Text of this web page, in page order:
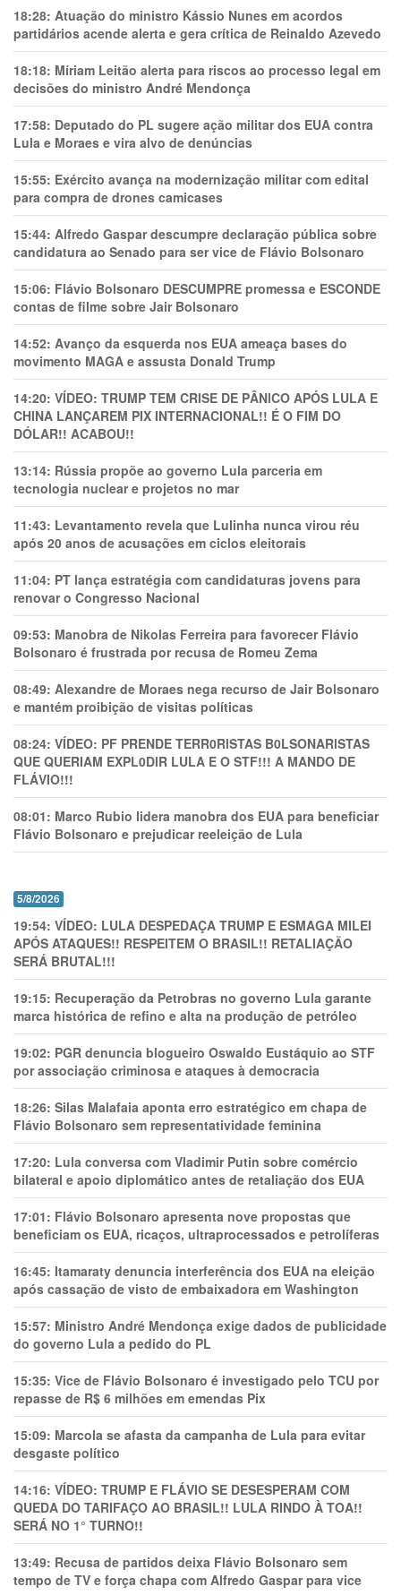
18:28: Atuação do ministro Kássio Nunes em acordos
partidários acende alerta e gera crítica de Reinaldo Azevedo
18:18: Míriam Leitão alerta para riscos ao processo legal em
decisões do ministro André Mendonça
17:58: Deputado do PL sugere ação militar dos EUA contra
Lula e Moraes e vira alvo de denúncias
15:55: Exército avança na modernização militar com edital
para compra de drones camicases
15:44: Alfredo Gaspar descumpre declaração pública sobre
candidatura ao Senado para ser vice de Flávio Bolsonaro
15:06: Flávio Bolsonaro DESCUMPRE promessa e ESCONDE
contas de filme sobre Jair Bolsonaro
14:52: Avanço da esquerda nos EUA ameaça bases do
movimento MAGA e assusta Donald Trump
14:20: VÍDEO: TRUMP TEM CRlSE DE PÂNlCO APÓS LULA E
CHINA LANÇAREM PIX INTERNACIONAL!! É O FIM DO
DÓLAR!! ACABOU!!
13:14: Rússia propõe ao governo Lula parceria em
tecnologia nuclear e projetos no mar
11:43: Levantamento revela que Lulinha nunca virou réu
após 20 anos de acusações em ciclos eleitorais
11:04: PT lança estratégia com candidaturas jovens para
renovar o Congresso Nacional
09:53: Manobra de Nikolas Ferreira para favorecer Flávio
Bolsonaro é frustrada por recusa de Romeu Zema
08:49: Alexandre de Moraes nega recurso de Jair Bolsonaro
e mantém proibição de visitas políticas
08:24: VÍDEO: PF PRENDE TERR0RlSTAS B0LSONARlSTAS
QUE QUERIAM EXPL0DlR LULA E O STF!!! A MANDO DE
FLÁVIO!!!
08:01: Marco Rubio lidera manobra dos EUA para beneficiar
Flávio Bolsonaro e prejudicar reeleição de Lula
5/8/2026
19:54: VÍDEO: LULA DESPEDAÇA TRUMP E ESMAGA MILEI
APÓS ATAQUES!! RESPEITEM O BRASIL!! RETALIAÇÃO
SERÁ BRUTAL!!!
19:15: Recuperação da Petrobras no governo Lula garante
marca histórica de refino e alta na produção de petróleo
19:02: PGR denuncia blogueiro Oswaldo Eustáquio ao STF
por associação criminosa e ataques à democracia
18:26: Silas Malafaia aponta erro estratégico em chapa de
Flávio Bolsonaro sem representatividade feminina
17:20: Lula conversa com Vladimir Putin sobre comércio
bilateral e apoio diplomático antes de retaliação dos EUA
17:01: Flávio Bolsonaro apresenta nove propostas que
beneficiam os EUA, ricaços, ultraprocessados e petrolíferas
16:45: Itamaraty denuncia interferência dos EUA na eleição
após cassação de visto de embaixadora em Washington
15:57: Ministro André Mendonça exige dados de publicidade
do governo Lula a pedido do PL
15:35: Vice de Flávio Bolsonaro é investigado pelo TCU por
repasse de R$ 6 milhões em emendas Pix
15:09: Marcola se afasta da campanha de Lula para evitar
desgaste político
14:16: VÍDEO: TRUMP E FLÁVIO SE DESESPERAM COM
QUEDA DO TARIFAÇO AO BRASIL!! LULA RINDO À TOA!!
SERÁ NO 1° TURNO!!
13:49: Recusa de partidos deixa Flávio Bolsonaro sem
tempo de TV e força chapa com Alfredo Gaspar para vice